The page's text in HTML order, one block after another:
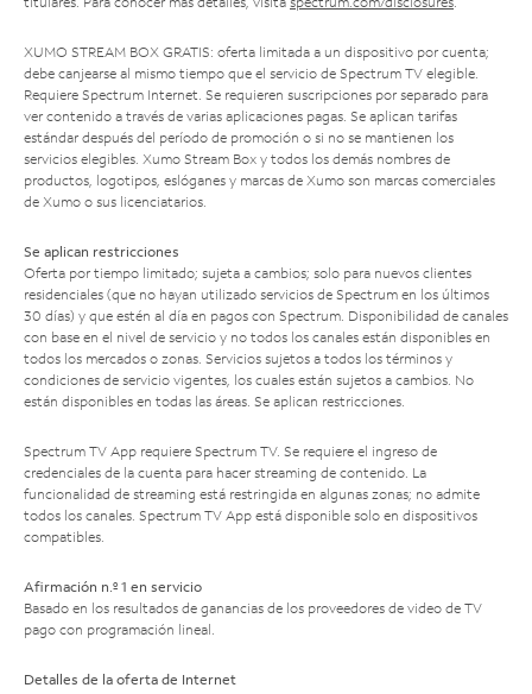
XUMO STREAM BOX GRATIS: oferta limitada a un dispositivo por cuenta;
debe canjearse al mismo tiempo que el servicio de Spectrum TV elegible.
Requiere Spectrum Internet. Se requieren suscripciones por separado para
ver contenido a través de varias aplicaciones pagas. Se aplican tarifas
estándar después del período de promoción o si no se mantienen los
servicios elegibles. Xumo Stream Box y todos los demás nombres de
productos, logotipos, eslóganes y marcas de Xumo son marcas comerciales
de Xumo o sus licenciatarios.
Se aplican restricciones
Oferta por tiempo limitado; sujeta a cambios; solo para nuevos clientes
residenciales (que no hayan utilizado servicios de Spectrum en los últimos
30 días) y que estén al día en pagos con Spectrum. Disponibilidad de canales
con base en el nivel de servicio y no todos los canales están disponibles en
todos los mercados o zonas. Servicios sujetos a todos los términos y
condiciones de servicio vigentes, los cuales están sujetos a cambios. No
están disponibles en todas las áreas. Se aplican restricciones.
Spectrum TV App requiere Spectrum TV. Se requiere el ingreso de
credenciales de la cuenta para hacer streaming de contenido. La
funcionalidad de streaming está restringida en algunas zonas; no admite
todos los canales. Spectrum TV App está disponible solo en dispositivos
compatibles.
Afirmación n.º 1 en servicio
Basado en los resultados de ganancias de los proveedores de video de TV
pago con programación lineal.
Detalles de la oferta de Internet